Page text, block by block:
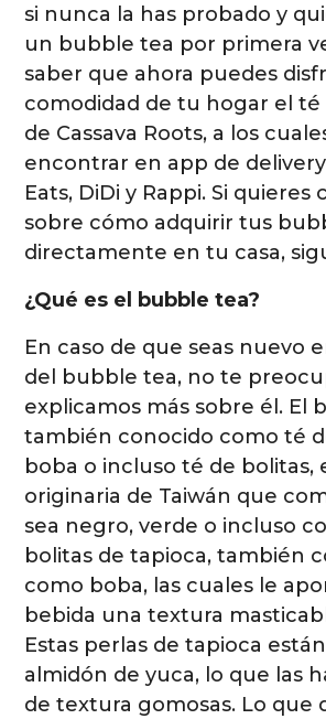
si nunca la has probado y
un bubble tea por primera
saber que ahora puedes
comodidad de tu hogar el té
de Cassava Roots, a los
encontrar en app de
Eats, DiDi y Rappi. Si quieres
sobre cómo adquirir tus
directamente en tu casa,
¿Qué es el bubble tea?
En caso de que seas nuevo
del bubble tea, no te
explicamos más sobre él. El
también conocido como té
boba o incluso té de bolitas,
originaria de Taiwán que
sea negro, verde o incluso
bolitas de tapioca, también
como boba, las cuales le
bebida una textura
Estas perlas de tapioca
almidón de yuca, lo que las
de textura gomosas. Lo que